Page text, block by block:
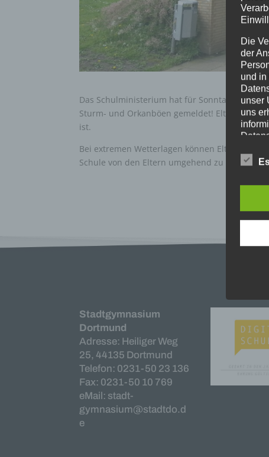
Das Schulministerium hat für Sonntagabend
Sturm- und Orkanböen gemeldet! Eltern
ist.
Bei extremen Wetterlagen können Eltern
Schule von den Eltern umgehend zu
Stadtgymnasium
Dortmund
Adresse: Heiliger Weg
25, 44135 Dortmund
Telefon: 0231-50 23 136
Fax: 0231-50 10 769
eMail: stadt-
gymnasium@stadtdo.d
e
Die
der
und in
unser
uns
Wir
und
Aus
Die
dies